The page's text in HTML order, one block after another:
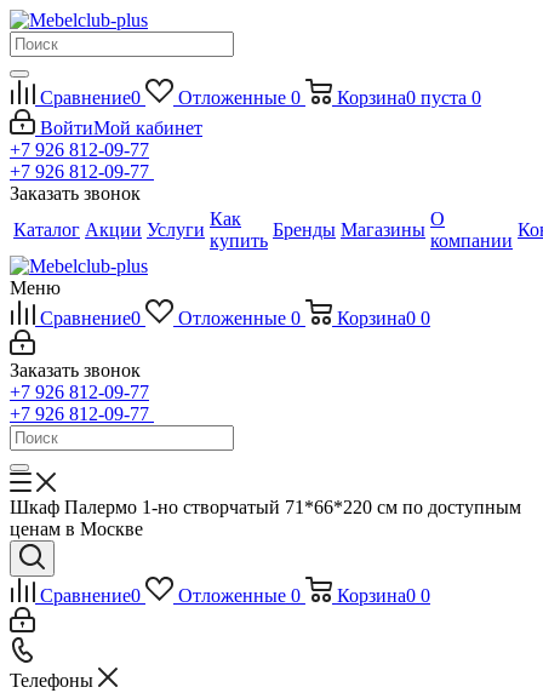
Сравнение0 Отложенные 0 Корзина0 пуста 0
ВойтиМой кабинет
+7 926 812-09-77
+7 926 812-09-77
Заказать звонок
Каталог Акции Услуги
Как
купить
Бренды Магазины
О
компании
Меню
Сравнение0 Отложенные 0 Корзина0 0
Заказать звонок
+7 926 812-09-77
+7 926 812-09-77
Шкаф Палермо 1-но створчатый 71*66*220 см по доступным
ценам в Москве
Сравнение0 Отложенные 0 Корзина0 0
Телефоны